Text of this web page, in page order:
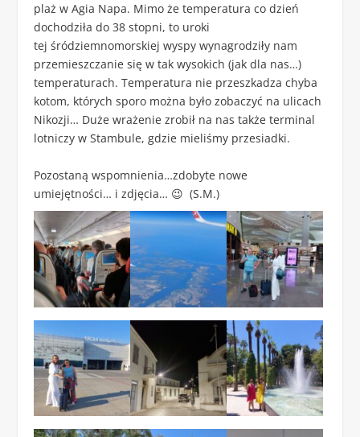
plaż w Agia Napa. Mimo że temperatura co dzień
dochodziła do 38 stopni, to uroki
tej śródziemnomorskiej wyspy wynagrodziły nam
przemieszczanie się w tak wysokich (jak dla nas…)
temperaturach. Temperatura nie przeszkadza chyba
kotom, których sporo można było zobaczyć na ulicach
Nikozji… Duże wrażenie zrobił na nas także terminal
lotniczy w Stambule, gdzie mieliśmy przesiadki.
Pozostaną wspomnienia…zdobyte nowe
umiejętności… i zdjęcia… 😉 (S.M.)